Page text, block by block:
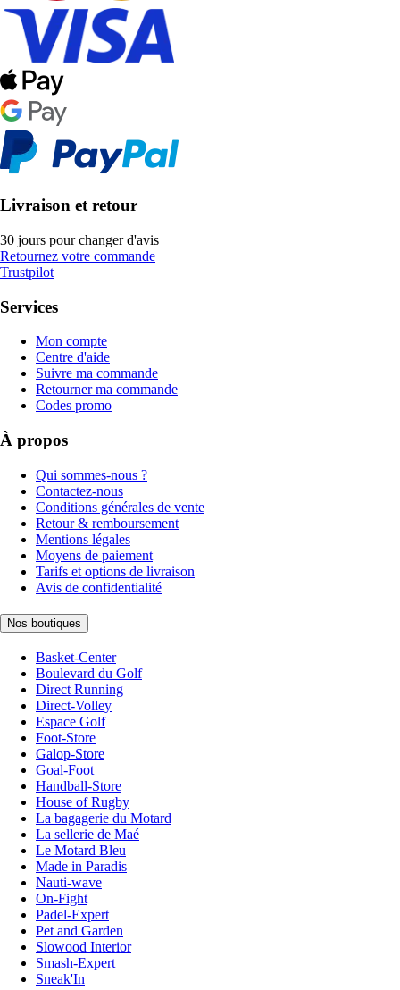
Livraison et retour
30 jours pour changer d'avis
Retournez votre commande
Trustpilot
Services
Mon compte
Centre d'aide
Suivre ma commande
Retourner ma commande
Codes promo
À propos
Qui sommes-nous ?
Contactez-nous
Conditions générales de vente
Retour & remboursement
Mentions légales
Moyens de paiement
Tarifs et options de livraison
Avis de confidentialité
Nos boutiques
Basket-Center
Boulevard du Golf
Direct Running
Direct-Volley
Espace Golf
Foot-Store
Galop-Store
Goal-Foot
Handball-Store
House of Rugby
La bagagerie du Motard
La sellerie de Maé
Le Motard Bleu
Made in Paradis
Nauti-wave
On-Fight
Padel-Expert
Pet and Garden
Slowood Interior
Smash-Expert
Sneak'In